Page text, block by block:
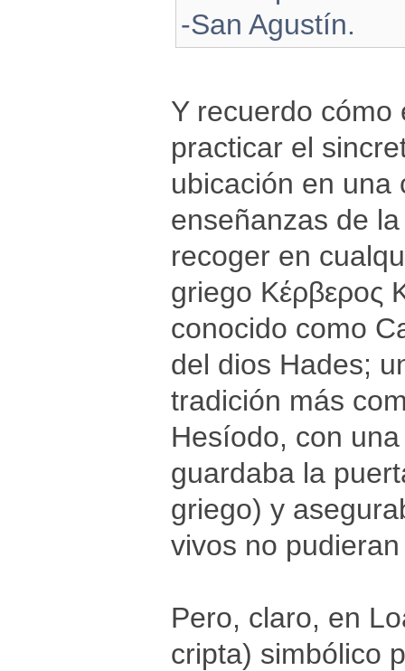
-San Agustín.
Y recuerdo cómo
practicar el
ubicación en una
enseñanzas de
recoger en
griego Κέρβερος
conocido como
del dios Hades;
tradición más
Hesíodo, con
guardaba la
griego) y
vivos no
Pero, claro, en
cripta) simbólico